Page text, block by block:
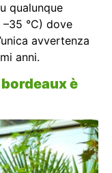
qualunque
°C) dove
avvertenza
anni.
è